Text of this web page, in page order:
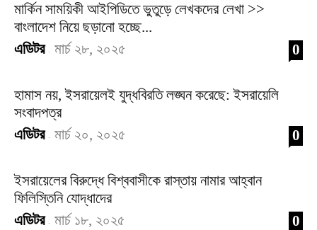
মার্কিন সাময়িকী আইপিডিতে ভুতুড়ে লেখকদের লেখা >>
বাংলাদেশ নিয়ে ছড়ানো হচ্ছে...
এডিটর - মার্চ ২৮, ২০২৫ 0
হামাস নয়, ইসরায়েলই যুদ্ধবিরতি লঙ্ঘন করেছে: ইসরায়েলি
সংবাদপত্র
এডিটর - মার্চ ২০, ২০২৫ 0
ইসরায়েলের বিরুদ্ধে বিশ্ববাসীকে রাস্তায় নামার আহ্বান
ফিলিস্তিনি যোদ্ধাদের
এডিটর - মার্চ ১৮, ২০২৫ 0